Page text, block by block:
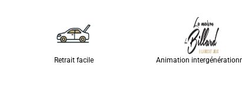
Retrait facile Animation